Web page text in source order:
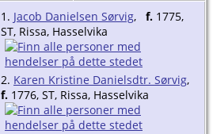
1. Jacob Danielsen Sørvig, f. 1775,
ST, Rissa, Hasselvika
2. Karen Kristine Danielsdtr. Sørvig,
f. 1776, ST, Rissa, Hasselvika